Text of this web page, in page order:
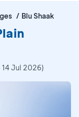
Blu Shaak
Jul 2026)